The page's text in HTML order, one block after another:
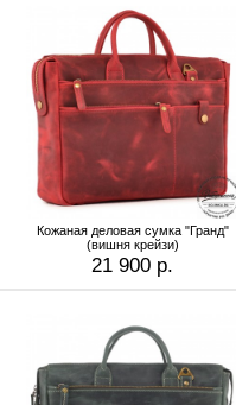
Кожаная деловая сумка "Гранд"
(вишня крейзи)
21 900 р.